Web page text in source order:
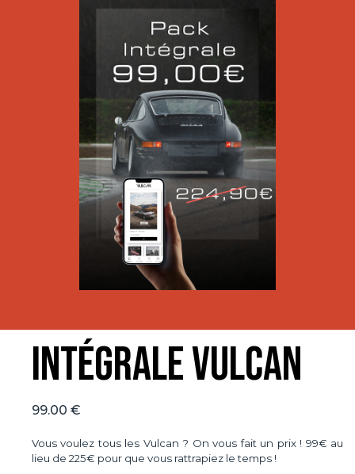
Intégrale Vulcan
99.00 €
Vous voulez tous les Vulcan ? On vous fait un prix ! 99€ au
lieu de 225€ pour que vous rattrapiez le temps !